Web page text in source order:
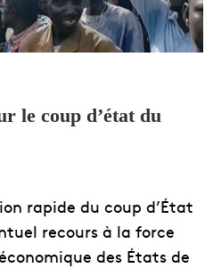
le coup d’état du
rapide du coup d’État
recours à la force
des États de